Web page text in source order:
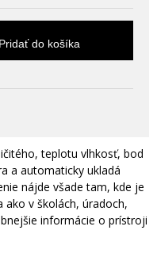
Pridať do košíka
teplotu vlhkosť, bod
a automaticky ukladá
nájde všade tam, kde je
v školách, úradoch,
informácie o prístroji